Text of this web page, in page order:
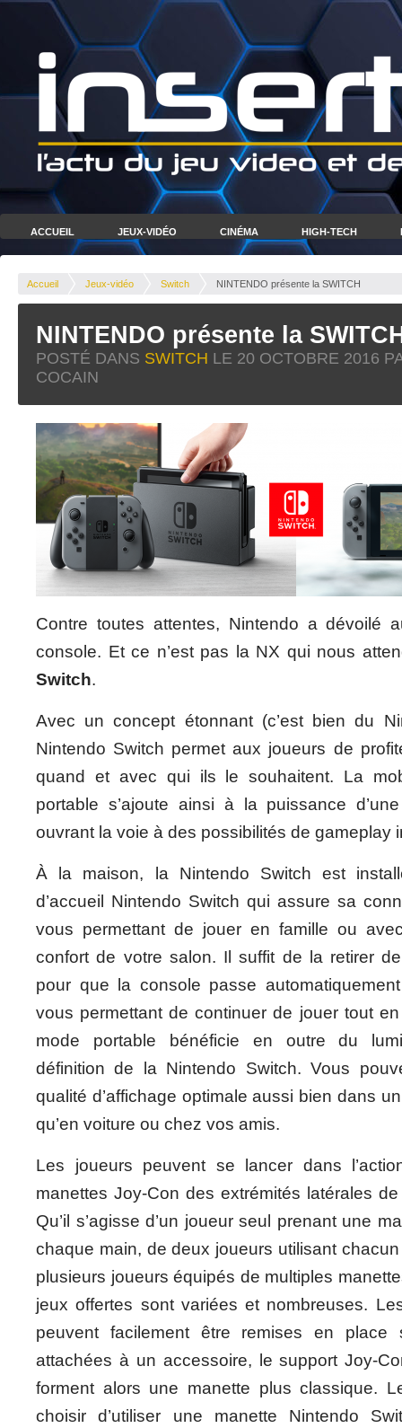
ACCUEIL JEUX-VIDÉO CINÉMA HIGH-TECH
Accueil Jeux-vidéo Switch NINTENDO présente la SWITCH
NINTENDO présente la
POSTÉ DANS SWITCH LE 20 OCTOBRE 2016
COCAIN
Contre toutes attentes, Nintendo a dévoilé
console. Et ce n’est pas la NX qui nous
Switch.
Avec un concept étonnant (c’est bien du
Nintendo Switch permet aux joueurs de
quand et avec qui ils le souhaitent. La
portable s’ajoute ainsi à la puissance
ouvrant la voie à des possibilités de gameplay
À la maison, la Nintendo Switch est
d’accueil Nintendo Switch qui assure sa
vous permettant de jouer en famille ou
confort de votre salon. Il suffit de la retirer
pour que la console passe
vous permettant de continuer de jouer tout
mode portable bénéficie en outre du
définition de la Nintendo Switch. Vous
qualité d’affichage optimale aussi bien dans
qu’en voiture ou chez vos amis.
Les joueurs peuvent se lancer dans
manettes Joy-Con des extrémités latérales
Qu’il s’agisse d’un joueur seul prenant une
chaque main, de deux joueurs utilisant
plusieurs joueurs équipés de multiples
jeux offertes sont variées et nombreuses.
peuvent facilement être remises en
attachées à un accessoire, le support Joy-
forment alors une manette plus classique.
choisir d’utiliser une manette Nintendo